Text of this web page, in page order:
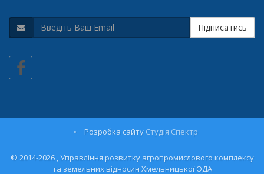
Підписатись
• Розробка сайту Студія Спектр
© 2014-2026 , Управління розвитку агропромислового комплексу
та земельних відносин Хмельницької ОДА